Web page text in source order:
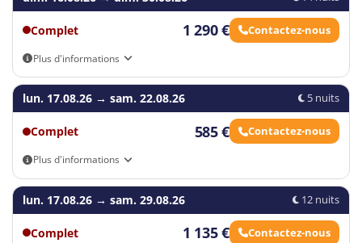
Complet 1 290 € Contactez-nous
Plus d'informations
Arrivée autonome
lun. 17.08.26 → sam. 22.08.26 5 nuits
Complet 585 € Contactez-nous
Plus d'informations
Arrivée autonome
lun. 17.08.26 → sam. 29.08.26 12 nuits
Complet 1 135 € Contactez-nous